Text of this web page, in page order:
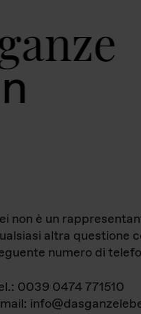
anze
n
non è un
altra questione
numero di
0039 0474 771510